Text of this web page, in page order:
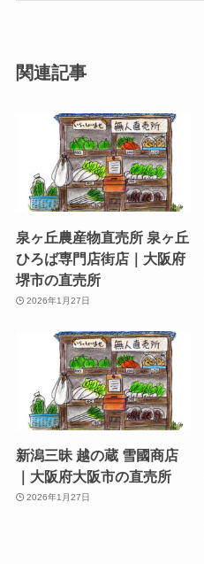
関連記事
泉ヶ丘農産物直売所 泉ヶ丘
ひろば専門店街店｜大阪府
堺市の直売所
2026年1月27日
新潟三昧 越の蔵 雪國商店
｜大阪府大阪市の直売所
2026年1月27日